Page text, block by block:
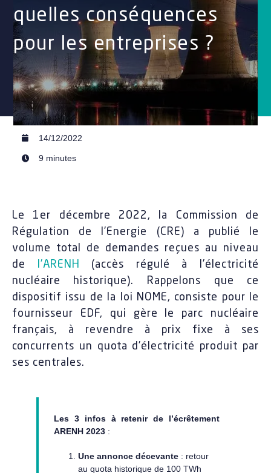
quelles conséquences
pour les entreprises ?
14/12/2022
9 minutes
Le 1er décembre 2022, la Commission de
Régulation de l’Energie (CRE) a publié le
volume total de demandes reçues au niveau
de
l’ARENH
(accès régulé à l’électricité
nucléaire historique). Rappelons que ce
dispositif issu de la loi NOME, consiste pour le
fournisseur EDF, qui gère le parc nucléaire
français, à revendre à prix fixe à ses
concurrents un quota d’électricité produit par
ses centrales.
Les 3 infos à retenir de l’écrêtement
ARENH 2023:
Une annonce décevante: retour
au quota historique de 100 TWh